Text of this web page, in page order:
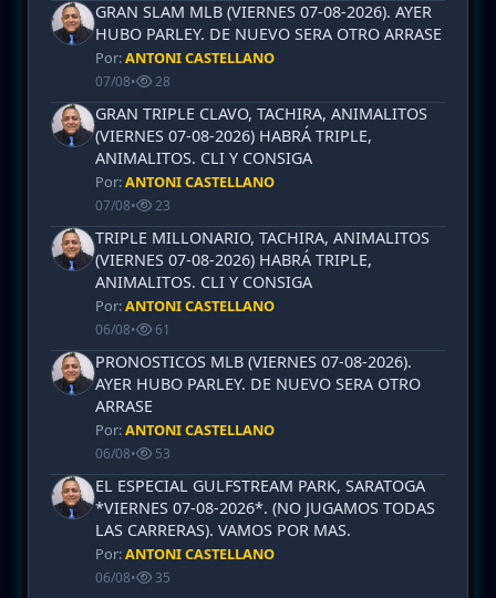
GRAN SLAM MLB (VIERNES 07-08-2026). AYER
HUBO PARLEY. DE NUEVO SERA OTRO ARRASE
Por:ANTONI CASTELLANO
07/08• 28
GRAN TRIPLE CLAVO, TACHIRA, ANIMALITOS
(VIERNES 07-08-2026) HABRÁ TRIPLE,
ANIMALITOS. CLI Y CONSIGA
Por:ANTONI CASTELLANO
07/08• 23
TRIPLE MILLONARIO, TACHIRA, ANIMALITOS
(VIERNES 07-08-2026) HABRÁ TRIPLE,
ANIMALITOS. CLI Y CONSIGA
Por:ANTONI CASTELLANO
06/08• 61
PRONOSTICOS MLB (VIERNES 07-08-2026).
AYER HUBO PARLEY. DE NUEVO SERA OTRO
ARRASE
Por:ANTONI CASTELLANO
06/08• 53
EL ESPECIAL GULFSTREAM PARK, SARATOGA
*VIERNES 07-08-2026*. (NO JUGAMOS TODAS
LAS CARRERAS). VAMOS POR MAS.
Por:ANTONI CASTELLANO
06/08• 35